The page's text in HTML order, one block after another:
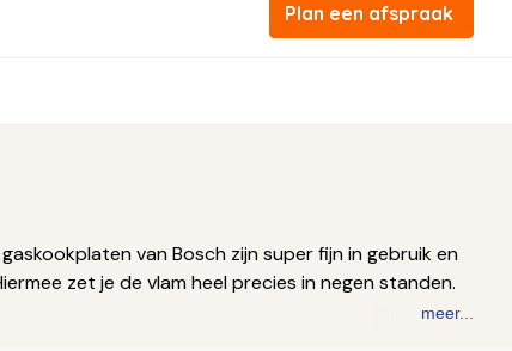
Plan een afspraak
van Bosch zijn super fijn in gebruik en
zet je de vlam heel precies in negen standen.
meer...